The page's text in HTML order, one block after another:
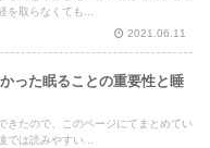
を取らなくても...
2021.06.11
った眠ることの重要性と睡
きたので、このページにてまとめてい
では読みやすい...